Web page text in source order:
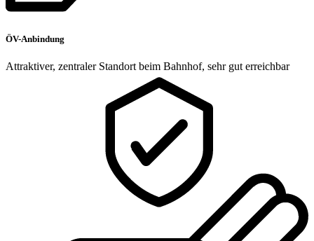
ÖV-Anbindung
Attraktiver, zentraler Standort beim Bahnhof, sehr gut erreichbar